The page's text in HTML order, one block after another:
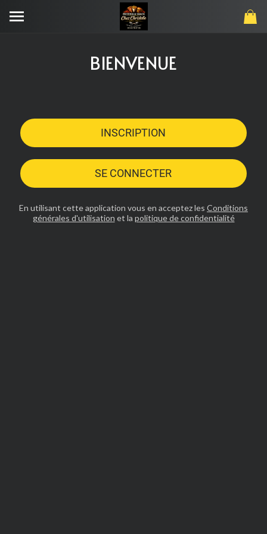
BIENVENUE
INSCRIPTION
SE CONNECTER
En utilisant cette application vous en acceptez les Conditions
générales d'utilisation et la politique de confidentialité